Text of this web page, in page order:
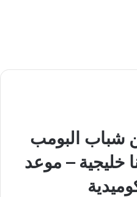
شباب البومب
خليجية – موعد